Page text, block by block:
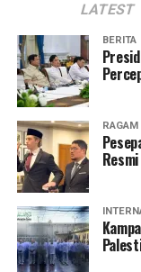
LATEST
BERITA
RAGAM
Resmi